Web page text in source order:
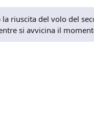
riuscita del volo del
si avvicina il